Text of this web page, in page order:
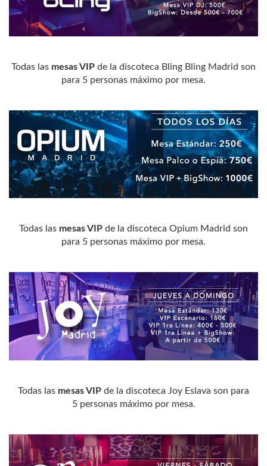
Todas las mesas VIP de la discoteca Bling Bling Madrid son
para 5 personas máximo por mesa.
Todas las mesas VIP de la discoteca Opium Madrid son
para 5 personas máximo por mesa.
Todas las mesas VIP de la discoteca Joy Eslava son para
5 personas máximo por mesa.